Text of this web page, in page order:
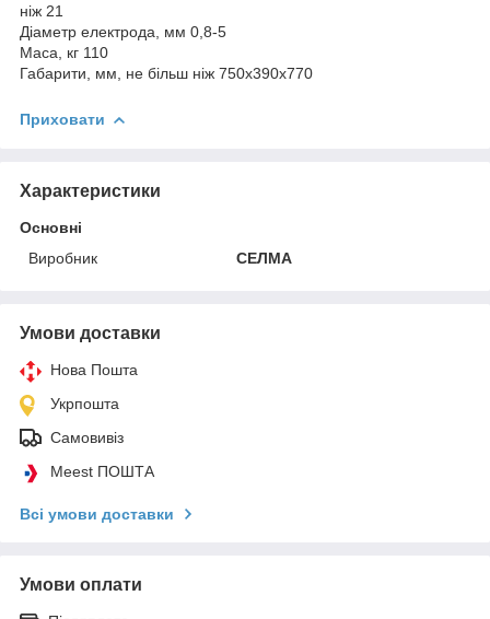
ніж 21
Діаметр електрода, мм 0,8-5
Маса, кг 110
Габарити, мм, не більш ніж 750х390х770
Приховати
Характеристики
Основні
Виробник
СЕЛМА
Умови доставки
Нова Пошта
Укрпошта
Самовивіз
Meest ПОШТА
Всі умови доставки
Умови оплати